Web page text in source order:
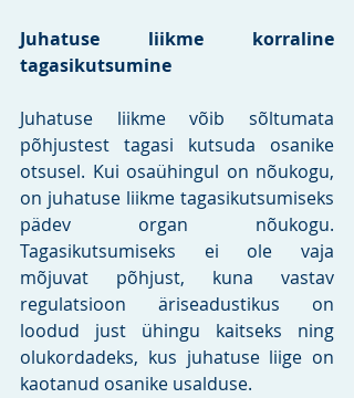
Juhatuse liikme korraline
tagasikutsumine
Juhatuse liikme võib sõltumata
põhjustest tagasi kutsuda osanike
otsusel. Kui osaühingul on nõukogu,
on juhatuse liikme tagasikutsumiseks
pädev organ nõukogu.
Tagasikutsumiseks ei ole vaja
mõjuvat põhjust, kuna vastav
regulatsioon äriseadustikus on
loodud just ühingu kaitseks ning
olukordadeks, kus juhatuse liige on
kaotanud osanike usalduse.